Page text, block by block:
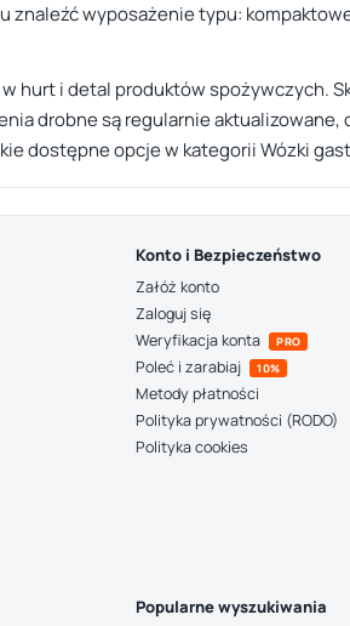
znaleźć wyposażenie typu:
hurt i detal produktów spożywczych.
drobne są regularnie aktualizowane,
dostępne opcje w kategorii Wózki
Konto i Bezpieczeństwo
Załóż konto
Zaloguj się
Weryfikacja konta
PRO
Poleć i zarabiaj 10%
Metody płatności
Polityka prywatności (RODO)
Polityka cookies
Popularne wyszukiwania